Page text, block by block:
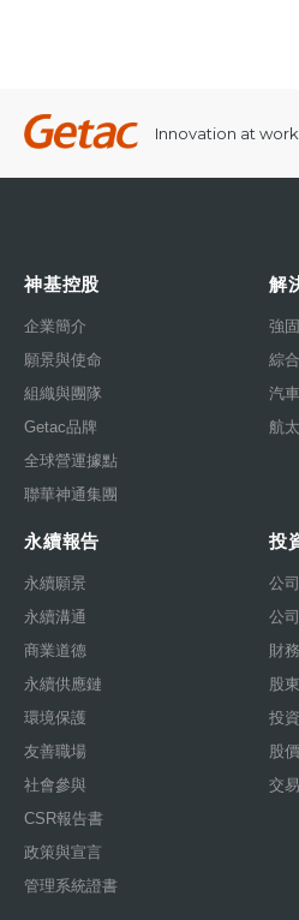
Innovation at
神基控股
企業簡介
願景與使命
組織與團隊
Getac品牌
全球營運據點
聯華神通集團
解
強
綜
汽
航
永續報告
永續願景
永續溝通
商業道德
永續供應鏈
環境保護
友善職場
社會參與
CSR報告書
政策與宣言
管理系統證書
投
公
公
財
股
投
股
交